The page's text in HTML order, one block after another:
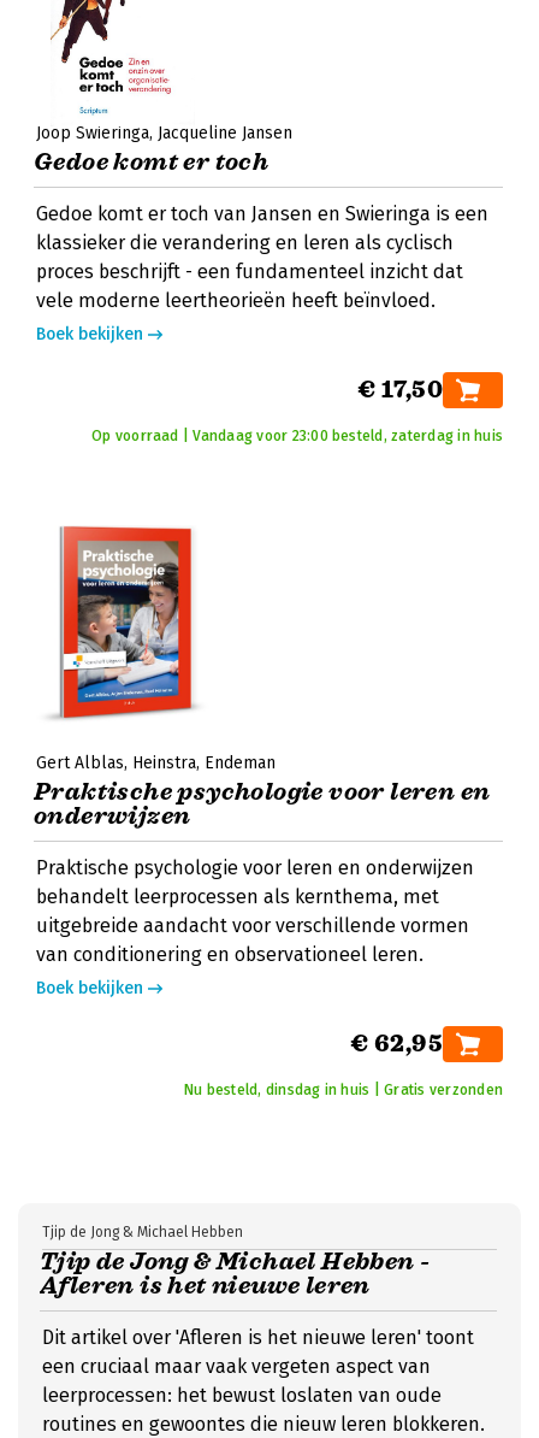
Joop Swieringa Jacqueline Jansen
Gedoe komt er toch
Gedoe komt er toch van Jansen en Swieringa is een
klassieker die verandering en leren als cyclisch
proces beschrijft - een fundamenteel inzicht dat
vele moderne leertheorieën heeft beïnvloed.
Boek bekijken
€ 17,50
Op voorraad | Vandaag voor 23:00 besteld, zaterdag in huis
Gert Alblas Heinstra Endeman
Praktische psychologie voor leren en
onderwijzen
Praktische psychologie voor leren en onderwijzen
behandelt leerprocessen als kernthema, met
uitgebreide aandacht voor verschillende vormen
van conditionering en observationeel leren.
Boek bekijken
€ 62,95
Nu besteld, dinsdag in huis | Gratis verzonden
Tjip de Jong & Michael Hebben -
Afleren is het nieuwe leren
Tjip de Jong & Michael Hebben
Dit artikel over 'Afleren is het nieuwe leren' toont
een cruciaal maar vaak vergeten aspect van
leerprocessen: het bewust loslaten van oude
routines en gewoontes die nieuw leren blokkeren.